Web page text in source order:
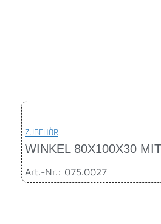
ZUBEHÖR
WINKEL 80X100X30
Art.-Nr.: 075.0027